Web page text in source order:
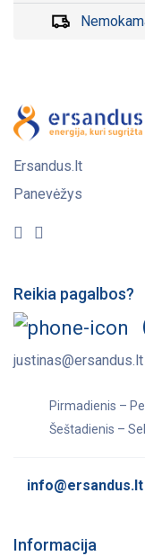
Ersandus.lt
Panevėžys
Reikia pagalbos?
justinas@ersandus.lt
Pirmadienis –
Šeštadienis –
info@ersandus.lt
Informacija